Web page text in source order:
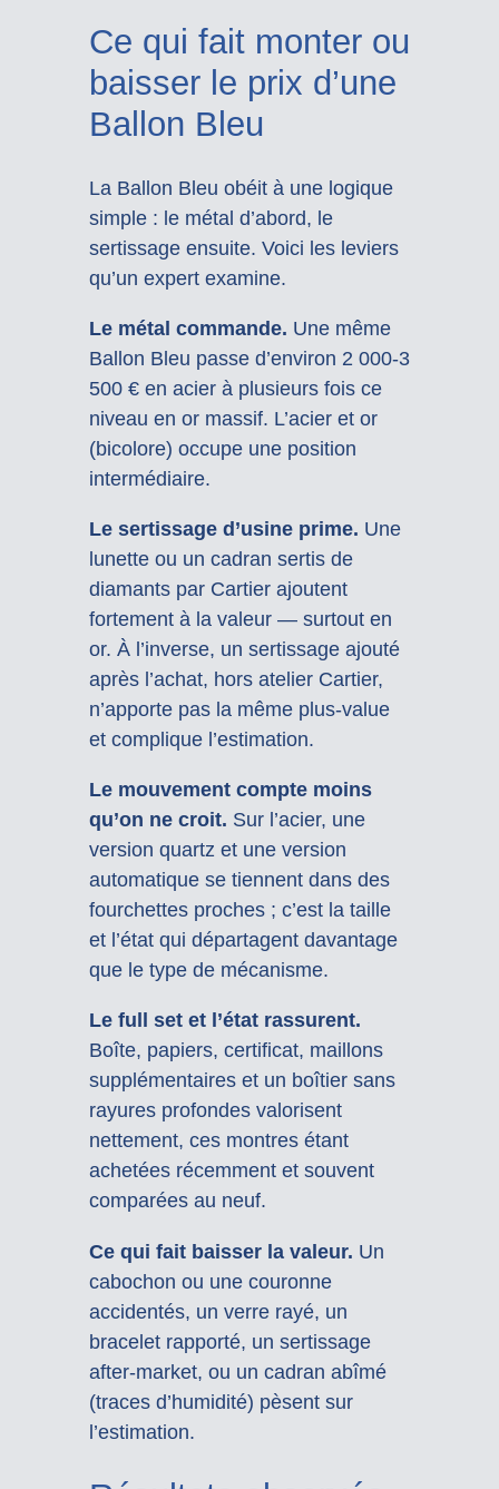
Ce qui fait monter ou
baisser le prix d’une
Ballon Bleu
La Ballon Bleu obéit à une logique
simple : le métal d’abord, le
sertissage ensuite. Voici les leviers
qu’un expert examine.
Le métal commande. Une même
Ballon Bleu passe d’environ 2 000-3
500 € en acier à plusieurs fois ce
niveau en or massif. L’acier et or
(bicolore) occupe une position
intermédiaire.
Le sertissage d’usine prime. Une
lunette ou un cadran sertis de
diamants par Cartier ajoutent
fortement à la valeur — surtout en
or. À l’inverse, un sertissage ajouté
après l’achat, hors atelier Cartier,
n’apporte pas la même plus-value
et complique l’estimation.
Le mouvement compte moins
qu’on ne croit. Sur l’acier, une
version quartz et une version
automatique se tiennent dans des
fourchettes proches ; c’est la taille
et l’état qui départagent davantage
que le type de mécanisme.
Le full set et l’état rassurent.
Boîte, papiers, certificat, maillons
supplémentaires et un boîtier sans
rayures profondes valorisent
nettement, ces montres étant
achetées récemment et souvent
comparées au neuf.
Ce qui fait baisser la valeur. Un
cabochon ou une couronne
accidentés, un verre rayé, un
bracelet rapporté, un sertissage
after-market, ou un cadran abîmé
(traces d’humidité) pèsent sur
l’estimation.